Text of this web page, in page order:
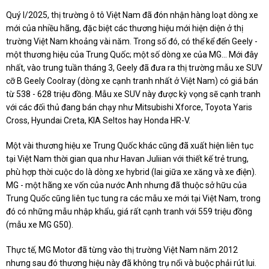
Quý I/2025, thị trường ô tô Việt Nam đã đón nhận hàng loạt dòng xe
mới của nhiều hãng, đặc biệt các thương hiệu mới hiện diện ở thị
trường Việt Nam khoảng vài năm. Trong số đó, có thể kể đến Geely -
một thương hiệu của Trung Quốc; một số dòng xe của MG... Mới đây
nhất, vào trung tuần tháng 3, Geely đã đưa ra thị trường mẫu xe SUV
cỡ B Geely Coolray (dòng xe cạnh tranh nhất ở Việt Nam) có giá bán
từ 538 - 628 triệu đồng. Mẫu xe SUV này được kỳ vọng sẽ cạnh tranh
với các đối thủ đang bán chạy như Mitsubishi Xforce, Toyota Yaris
Cross, Hyundai Creta, KIA Seltos hay Honda HR-V.
Một vài thương hiệu xe Trung Quốc khác cũng đã xuất hiện liên tục
tại Việt Nam thời gian qua như Havan Juliian với thiết kế trẻ trung,
phù hợp thời cuộc do là dòng xe hybrid (lai giữa xe xăng và xe điện).
MG - một hãng xe vốn của nước Anh nhưng đã thuộc sở hữu của
Trung Quốc cũng liên tục tung ra các mẫu xe mới tại Việt Nam, trong
đó có những mẫu nhập khẩu, giá rất cạnh tranh với 559 triệu đồng
(mẫu xe MG G50).
Thực tế, MG Motor đã từng vào thị trường Việt Nam năm 2012
nhưng sau đó thương hiệu này đã không trụ nổi và buộc phải rút lui.